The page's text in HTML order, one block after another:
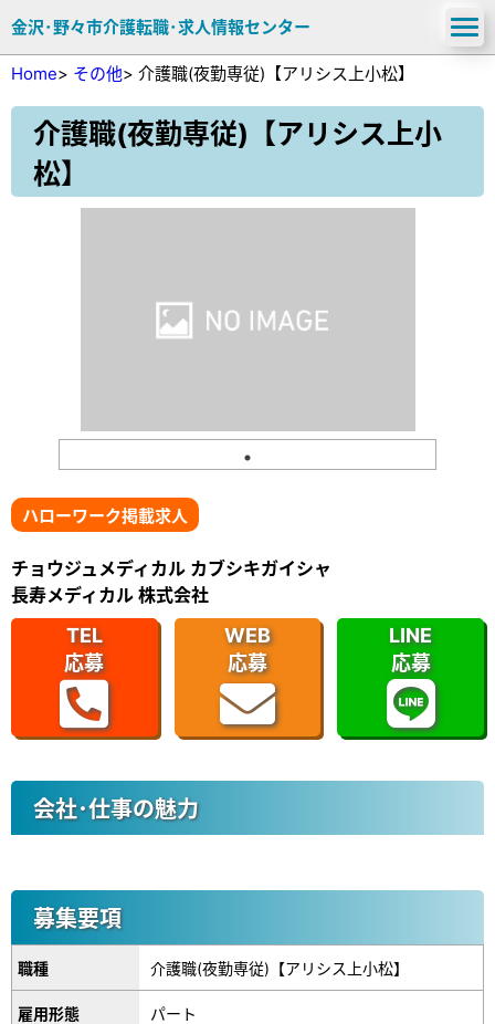
金沢･野々市介護転職･求人情報センター
Home> その他> 介護職(夜勤専従)【アリシス上小松】
介護職(夜勤専従)【アリシス上小
松】
ハローワーク掲載求人
チョウジュメディカル カブシキガイシャ
長寿メディカル 株式会社
TEL
応募
WEB
応募
LINE
応募
会社･仕事の魅力
募集要項
職種 介護職(夜勤専従)【アリシス上小松】
雇用形態 パート